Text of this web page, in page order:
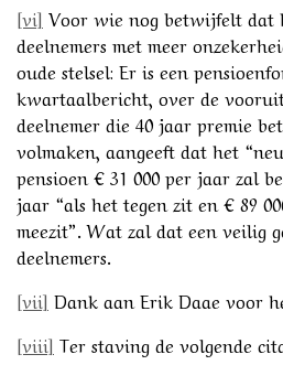
[vi] Voor wie nog betwijfelt dat
deelnemers met meer
oude stelsel: Er is een
kwartaalbericht, over de
deelnemer die 40 jaar premie
volmaken, aangeeft dat het
pensioen € 31 000 per jaar zal
jaar “als het tegen zit en € 89
meezit”. Wat zal dat een veilig
deelnemers.
[vii] Dank aan Erik Daae voor
[viii] Ter staving de volgende